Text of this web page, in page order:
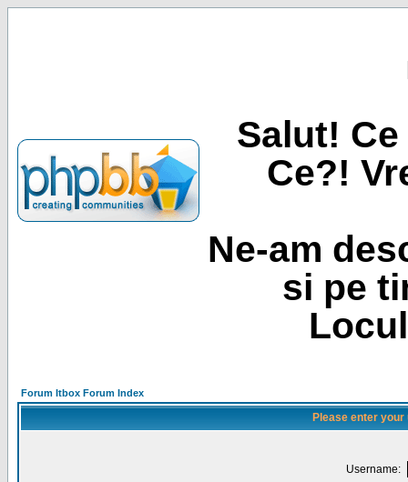
Salut!
Ce?!
Ne-am
si pe
Forum Itbox Forum Index
Please enter
Username: